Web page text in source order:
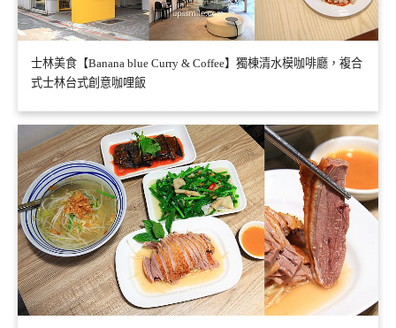
士林美食【Banana blue Curry & Coffee】獨棟清水模咖啡廳，複合
式士林台式創意咖哩飯